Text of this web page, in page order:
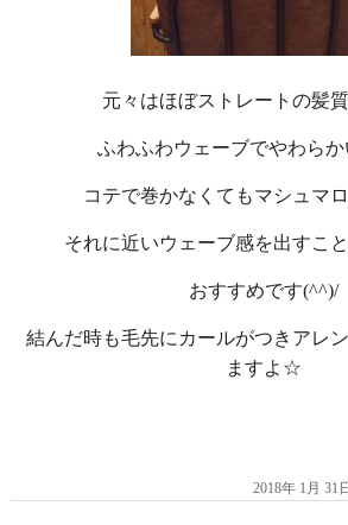
元々はほぼストレートの髪
ふわふわウェーブでやわらか
コテで巻かなくてもマシュマ
それに近いウェーブ感を出すこ
おすすめです(^^)/
結んだ時も毛先にカールがつきアレ
ますよ☆
2018年 1月 31